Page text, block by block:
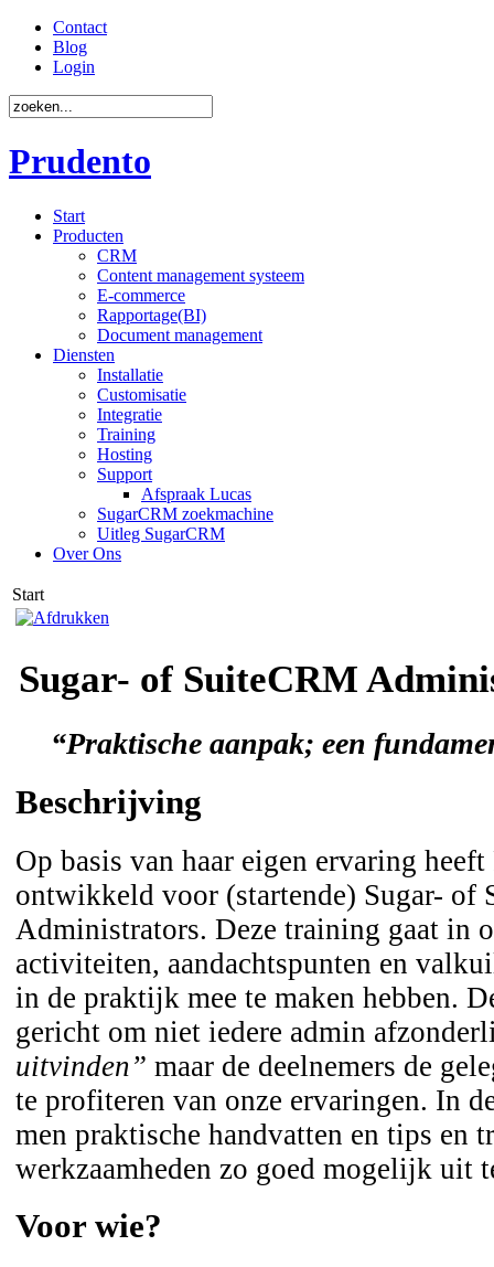
Contact
Blog
Login
Prudento
Start
Producten
CRM
Content management systeem
E-commerce
Rapportage(BI)
Document management
Diensten
Installatie
Customisatie
Integratie
Training
Hosting
Support
Afspraak Lucas
SugarCRM zoekmachine
Uitleg SugarCRM
Over Ons
Start
Sugar- of SuiteCRM
“Praktische aanpak; een
Beschrijving
Op basis van haar eigen ervaring
ontwikkeld voor (startende) Sugar- of
Administrators. Deze training gaat in
activiteiten, aandachtspunten en
in de praktijk mee te maken hebben.
gericht om niet iedere admin
uitvinden” maar de deelnemers de
te profiteren van onze ervaringen. In
men praktische handvatten en tips en
werkzaamheden zo goed mogelijk uit
Voor wie?